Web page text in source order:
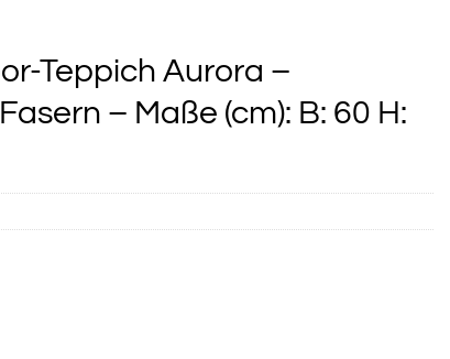
Teppich Aurora –
– Maße (cm): B: 60 H: